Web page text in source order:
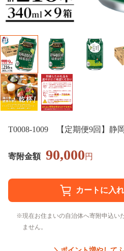
T0008-1009 【定期便9回】静
寄附金額 90,000円
現在お住まいの自治体へ寄附申込い
ません。